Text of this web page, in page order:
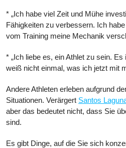
* „Ich habe viel Zeit und Mühe
Fähigkeiten zu verbessern. Ich
vom Training meine Mechanik
* „Ich liebe es, ein Athlet zu sein.
weiß nicht einmal, was ich jetzt mit
Andere Athleten erleben aufgrund
Situationen. Verärgert Santos
aber das bedeutet nicht, dass Sie
sind.
Es gibt Dinge, auf die Sie sich